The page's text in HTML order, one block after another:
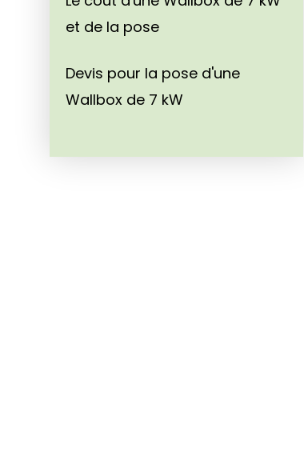
et de la pose
Devis pour la pose d'une
Wallbox de 7 kW